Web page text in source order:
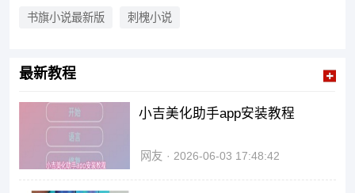
书旗小说最新版 刺槐小说
最新教程
小吉美化助手app安装教程
网友 2026-06-03 17:48:42